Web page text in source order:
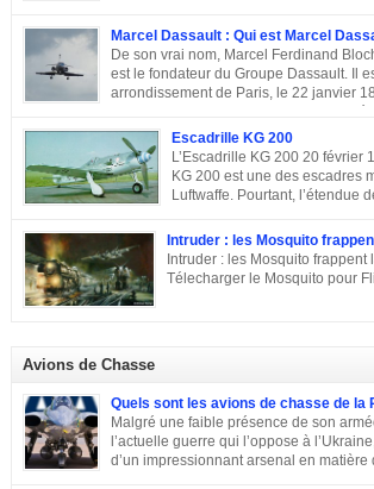
entre les mains de la famille de son fondateur et qui
Marcel Bloch ayant changé son nom en Dassault en
parcours de ce fleuron de l’aviation civile et militaire.
mondiale à la Course aux Armements Au début de la
mondiale, Marcel Bloch a créé la Société d’études
Marcel Dassault : Qui est Marcel
De son vrai nom, Marcel Ferdinand
est le fondateur du Groupe Dassault. Il
arrondissement de Paris, le 22 janvier
Neuilly-sur-Seine, le 17 avril 1986.
également été un entrepreneur et un homme politique
famille de Marcel Dassault Dernier enfant d’Adolphe
Allatini, Marcel avait trois frères ainés. Le premier est
le second, Darius Paul Bloch est devenu générale
René était chirurgien à Paris avant d’être exécuté en
Escadrille KG 200
L’Escadrille KG 200 20 février
KG 200 est une des escadres
Luftwaffe. Pourtant, l’étendue
pas toujours connue, et cette
des missions très différentes selon les centres
maritime, Mistel ou missions secrètes. Partons du
La désignation KG 200, KampfGeschwader 200,
escadre de combat n°200 « . » Escadre de combat « ,
Donc il n’y a pas a priori de limites aux missions du
Intruder : les Mosquito
Intruder : les Mosquito frappent
Télecharger le Mosquito pour
Avions de Chasse
Quels sont les avions de chasse de la
Malgré une faible présence de son
l’actuelle guerre qui l’oppose à
d’un impressionnant arsenal en matière